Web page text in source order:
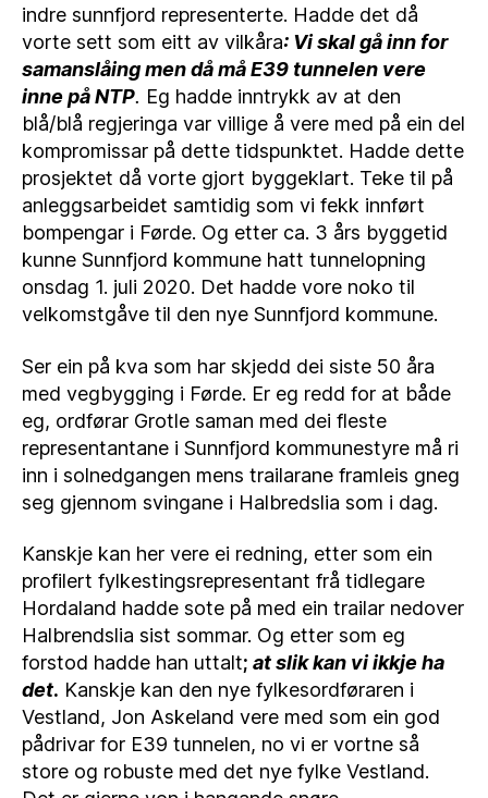
indre sunnfjord representerte. Hadde det då
vorte sett som eitt av vilkåra: Vi skal gå inn for
samanslåing men då må E39 tunnelen vere
inne på NTP. Eg hadde inntrykk av at den
blå/blå regjeringa var villige å vere med på ein del
kompromissar på dette tidspunktet. Hadde dette
prosjektet då vorte gjort byggeklart. Teke til på
anleggsarbeidet samtidig som vi fekk innført
bompengar i Førde. Og etter ca. 3 års byggetid
kunne Sunnfjord kommune hatt tunnelopning
onsdag 1. juli 2020. Det hadde vore noko til
velkomstgåve til den nye Sunnfjord kommune.
Ser ein på kva som har skjedd dei siste 50 åra
med vegbygging i Førde. Er eg redd for at både
eg, ordførar Grotle saman med dei fleste
representantane i Sunnfjord kommunestyre må ri
inn i solnedgangen mens trailarane framleis gneg
seg gjennom svingane i Halbredslia som i dag.
Kanskje kan her vere ei redning, etter som ein
profilert fylkestingsrepresentant frå tidlegare
Hordaland hadde sote på med ein trailar nedover
Halbrendslia sist sommar. Og etter som eg
forstod hadde han uttalt; at slik kan vi ikkje ha
det. Kanskje kan den nye fylkesordføraren i
Vestland, Jon Askeland vere med som ein god
pådrivar for E39 tunnelen, no vi er vortne så
store og robuste med det nye fylke Vestland.